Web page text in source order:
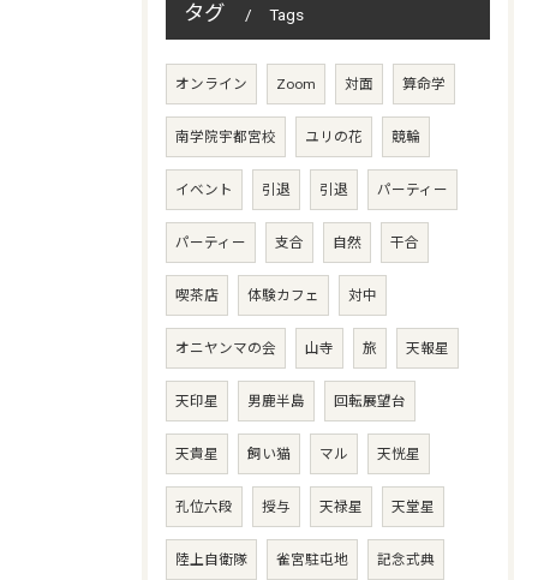
タグ Tags
オンライン Zoom 対面 算命学
南学院宇都宮校 ユリの花 競輪
イベント 引退 引退 パーティー
パーティー 支合 自然 干合
喫茶店 体験カフェ 対中
オニヤンマの会 山寺 旅 天報星
天印星 男鹿半島 回転展望台
天貴星 飼い猫 マル 天恍星
孔位六段 授与 天禄星 天堂星
陸上自衛隊 雀宮駐屯地 記念式典